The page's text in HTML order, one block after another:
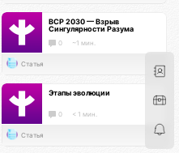
ВСР 2030 — Взрыв
Сингулярности Разума
0 ~1 мин.
Статья
Этапы эволюции
0 < 1 мин.
Статья